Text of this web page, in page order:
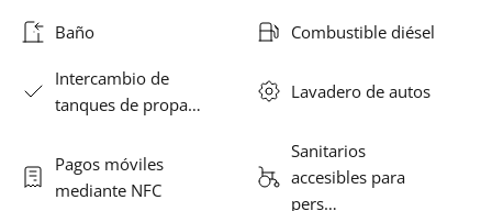
Baño Combustible diésel
Intercambio de
tanques de propa…
Lavadero de autos
Pagos móviles
mediante NFC
Sanitarios
accesibles para
pers…